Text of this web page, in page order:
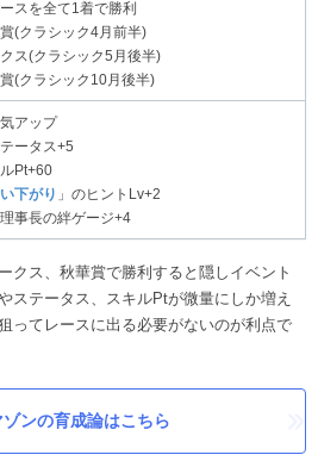
スを全て1着で勝利
賞(クラシック4月前半)
クス(クラシック5月後半)
賞(クラシック10月後半)
気アップ
テータス+5
ルPt+60
下がり 」のヒントLv+2
理事長の絆ゲージ+4
クス、秋華賞で勝利すると隠しイベント
ステータス、スキルPtが微量にしか増え
ってレースに出る必要がないのが利点で
ゾンの育成論はこちら